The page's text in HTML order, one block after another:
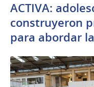
ACTIVA:
construyeron
para abordar